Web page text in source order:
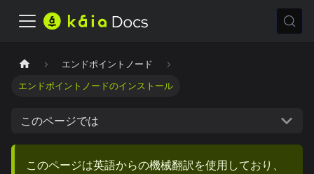
エンドポイントノード
エンドポイントノードのインストール
このページでは
このページは英語からの機械翻訳を使用しており、